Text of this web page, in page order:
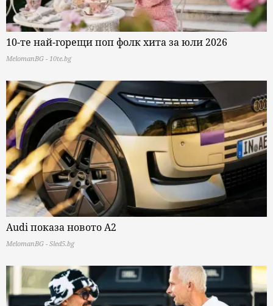
10-те най-горещи поп фолк хита за юли 2026
MelomanBG - 10te.bg
Audi показа новото A2
MelomanBG - Sled5.bg